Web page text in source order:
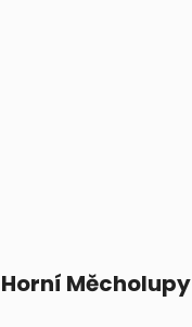
Horní Měcholupy